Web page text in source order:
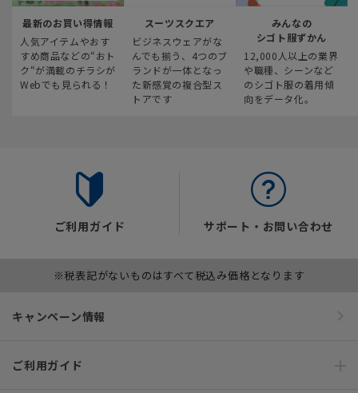
最新のお買い得情報
人気アイテムやおす
すめ商品などの“おト
ク“が満載のチラシが
Webでも見られる！
スーツスクエア
ビジネスウェアがな
んでも揃う、4つのブ
ランドが一体となっ
た新感覚の複合型ス
トアです
みんなの
シゴト服ずかん
12,000人以上の業界
や職種、シーンなど
のシゴト服の着用傾
向をデータ化。
ご利用ガイド サポート・お問い合わせ
※税表記がないものはすべて税込み価格となります
キャンペーン情報
ご利用ガイド